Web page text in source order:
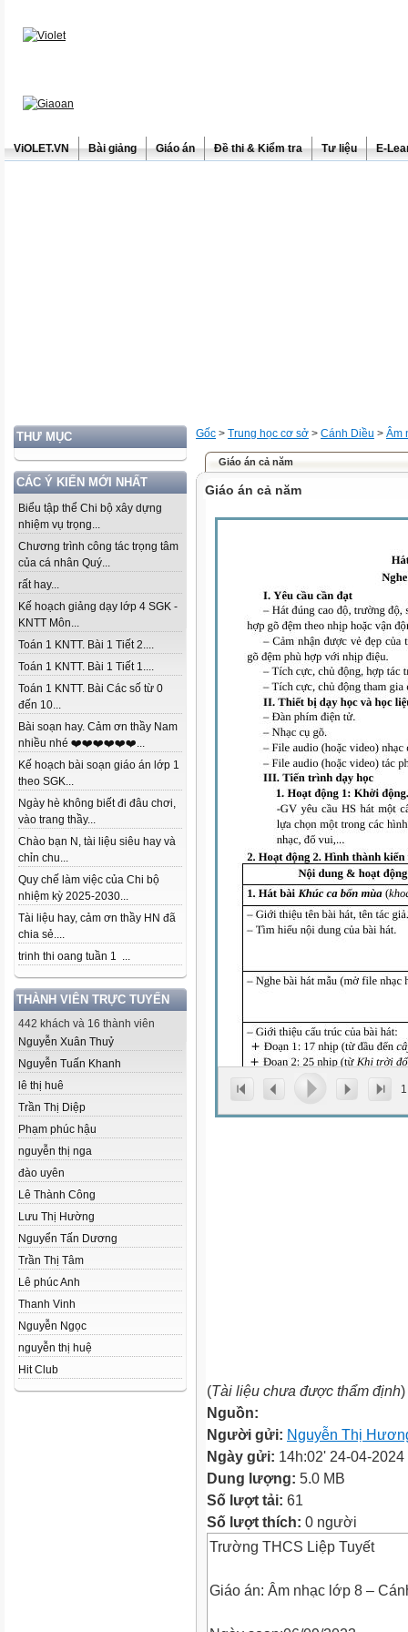
ViOLET.VN Bài giảng Giáo án Đề thi & Kiểm tra Tư liệu E-
THƯ MỤC
CÁC Ý KIẾN MỚI NHẤT
Biểu tập thể Chi bộ xây dựng
nhiệm vụ trọng...
Chương trình công tác trọng tâm
của cá nhân Quý...
rất hay...
Kế hoạch giảng dạy lớp 4 SGK -
KNTT Môn...
Toán 1 KNTT. Bài 1 Tiết 2....
Toán 1 KNTT. Bài 1 Tiết 1....
Toán 1 KNTT. Bài Các số từ 0
đến 10...
Bài soạn hay. Cảm ơn thầy Nam
nhiều nhé ❤️❤️❤️❤️❤️❤️...
Kế hoạch bài soạn giáo án lớp 1
theo SGK...
Ngày hè không biết đi đâu chơi,
vào trang thầy...
Chào bạn N, tài liệu siêu hay và
chỉn chu...
Quy chế làm việc của Chi bộ
nhiệm kỳ 2025-2030...
Tài liệu hay, cảm ơn thầy HN đã
chia sẻ....
trinh thi oang tuần 1 ...
THÀNH VIÊN TRỰC TUYẾN
442 khách và 16 thành viên
Nguyễn Xuân Thuỷ
Nguyễn Tuấn Khanh
lê thị huê
Trần Thị Diệp
Phạm phúc hậu
nguyễn thị nga
đào uyên
Lê Thành Công
Lưu Thị Hường
Nguyển Tấn Dương
Trần Thị Tâm
Lê phúc Anh
Thanh Vinh
Nguyễn Ngọc
nguyễn thị huệ
Hit Club
Gốc > Trung học cơ sở > Cánh Diều > Âm
Giáo án cả năm
Giáo án cả năm
1
(Tài liệu chưa được thẩm định)
Nguồn:
Người gửi: Nguyễn Thị
Ngày gửi: 14h:02' 24-04-2024
Dung lượng: 5.0 MB
Số lượt tải: 61
Số lượt thích: 0 người
Trường THCS Liệp Tuyết
Giáo án: Âm nhạc lớp 8 –